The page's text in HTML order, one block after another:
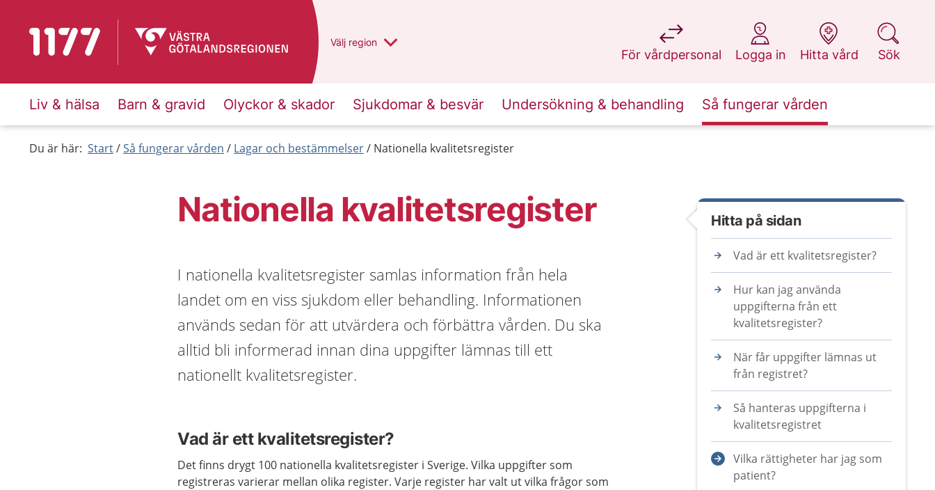
Till startsidan för 1177 Du har valt region
Välj en annan
region
För vårdpersonal
på 1177.se
Logga in
på 1177.se
Hitta vård
på 1177.se
Sök
på 1177.se
Liv & hälsa Barn & gravid Olyckor & skador Sjukdomar & besvär Undersökning & behandling Så fungerar vården
Du är här: Start Så fungerar vården Lagar och bestämmelser Nationella kvalitetsregister
Nationella kvalitetsregister
I nationella kvalitetsregister samlas information från hela
landet om en viss sjukdom eller behandling. Informationen
används sedan för att utvärdera och förbättra vården. Du ska
alltid bli informerad innan dina uppgifter lämnas till ett
nationellt kvalitetsregister.
Vad är ett kvalitetsregister?
Det finns drygt 100 nationella kvalitetsregister i Sverige. Vilka uppgifter som
registreras varierar mellan olika register. Varje register har valt ut vilka frågor som
Hitta på sidan
Vad är ett kvalitetsregister?
Hur kan jag använda
uppgifterna från ett
kvalitetsregister?
När får uppgifter lämnas ut
från registret?
Så hanteras uppgifterna i
kvalitetsregistret
Vilka rättigheter har jag som
patient?